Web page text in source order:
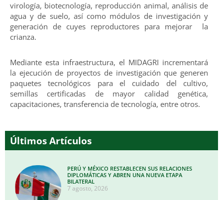
virología, biotecnología, reproducción animal, análisis de
agua y de suelo, así como módulos de investigación y
generación de cuyes reproductores para mejorar la
crianza.
Mediante esta infraestructura, el MIDAGRI incrementará
la ejecución de proyectos de investigación que generen
paquetes tecnológicos para el cuidado del cultivo,
semillas certificadas de mayor calidad genética,
capacitaciones, transferencia de tecnología, entre otros.
Últimos Artículos
PERÚ Y MÉXICO RESTABLECEN SUS RELACIONES
DIPLOMÁTICAS Y ABREN UNA NUEVA ETAPA
BILATERAL
7 agosto, 2026